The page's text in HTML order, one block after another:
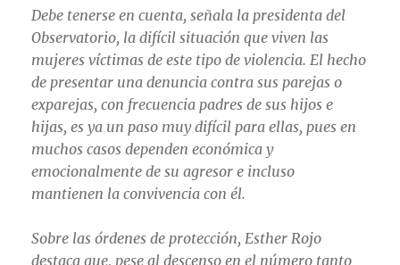
Debe tenerse en cuenta, señala la presidenta del
Observatorio, la difícil situación que viven las
mujeres víctimas de este tipo de violencia. El hecho
de presentar una denuncia contra sus parejas o
exparejas, con frecuencia padres de sus hijos e
hijas, es ya un paso muy difícil para ellas, pues en
muchos casos dependen económica y
emocionalmente de su agresor e incluso
mantienen la convivencia con él.
Sobre las órdenes de protección, Esther Rojo
destaca que, pese al descenso en el número tanto